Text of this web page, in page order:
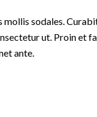
sodales.
ut. Proin et
ante.